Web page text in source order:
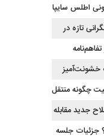
اطلس سایپا
تازه در
خشونت‌آمیز
چگونه منتقل
جدید مقابله
جزئیات جلسه